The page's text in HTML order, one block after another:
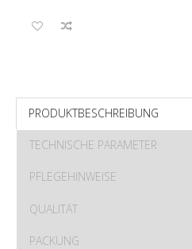
PRODUKTBESCHREIBUNG
TECHNISCHE PARAMETER
PFLEGEHINWEISE
QUALITÄT
PACKUNG